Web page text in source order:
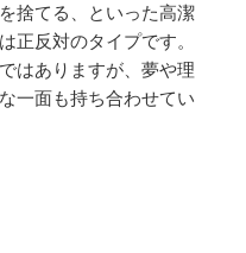
捨てる、といった高潔
正反対のタイプです。
はありますが、夢や理
一面も持ち合わせてい